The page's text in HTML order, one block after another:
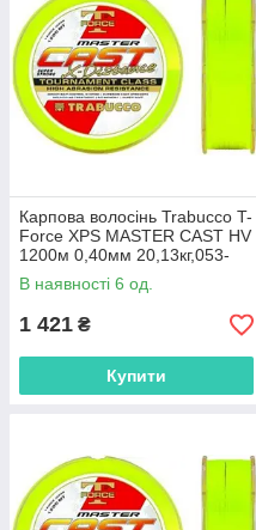
Карпова волосінь Trabucco T-
Force XPS MASTER CAST HV
1200м 0,40мм 20,13кг,053-
49-940
В наявності 6 од.
1 421 ₴
Купити